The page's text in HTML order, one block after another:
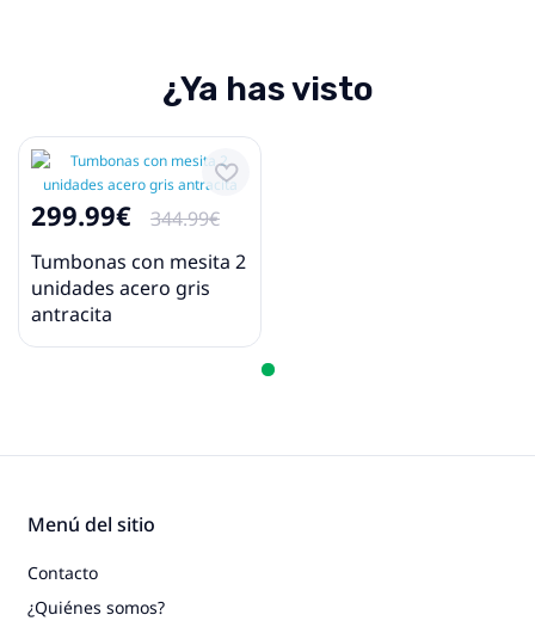
¿Ya has visto
299.99€
344.99€
Tumbonas con mesita 2
unidades acero gris
antracita
Menú del sitio
Contacto
¿Quiénes somos?